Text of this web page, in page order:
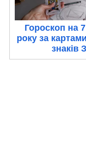
Гороскоп на
року за
знаків